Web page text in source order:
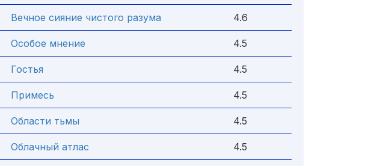
Вечное сияние чистого разума 4.6
Особое мнение 4.5
Гостья 4.5
Примесь 4.5
Области тьмы 4.5
Облачный атлас 4.5